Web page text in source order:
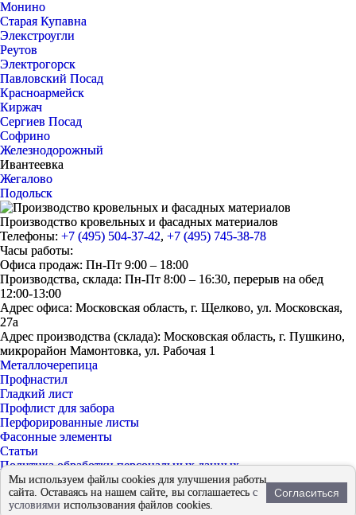
Монино
Старая Купавна
Элекстроугли
Реутов
Электрогорск
Павловский Посад
Красноармейск
Киржач
Сергиев Посад
Софрино
Железнодорожный
Ивантеевка
Жегалово
Подольск
Производство кровельных и фасадных материалов
Телефоны: +7 (495) 504-37-42, +7 (495) 745-38-78
Часы работы:
Офиса продаж: Пн-Пт 9:00 – 18:00
Производства, склада: Пн-Пт 8:00 – 16:30, перерыв на обед
12:00-13:00
Адрес офиса: Московская область, г. Щелково, ул. Московская,
27а
Адрес производства (склада): Московская область, г. Пушкино,
микрорайон Мамонтовка, ул. Рабочая 1
Металлочерепица
Профнастил
Гладкий лист
Профлист для забора
Перфорированные листы
Фасонные элементы
Статьи
Политика обработки персональных данных
Согласие на обработку персональных данных
© 2026 - «ЕвроМет»
Продвижение Fireseo
Мы используем файлы cookies для улучшения работы
сайта. Оставаясь на нашем сайте, вы соглашаетесь с
условиями использования файлов cookies.
Согласиться